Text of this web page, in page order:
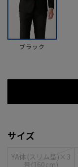
ブラック
サイズ
YA体(スリム型)×3
号(160cm)